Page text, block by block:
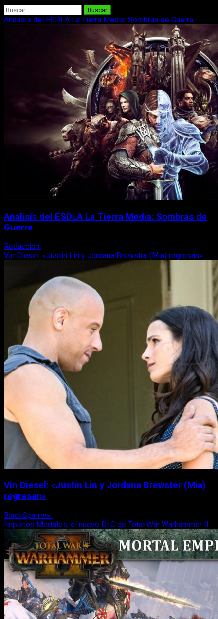
Buscar:
Análisis del ESDLA La Tierra Media: Sombras de Guerra
Análisis del ESDLA La Tierra Media: Sombras de
Guerra
Redacción
Vin Diesel: «Justin Lin y Jordana Brewster (Mia) regresan»
Vin Diesel: «Justin Lin y Jordana Brewster (Mia)
regresan»
BlackSparrow
Imperios Mortales, el nuevo DLC de Total War Warhammer II